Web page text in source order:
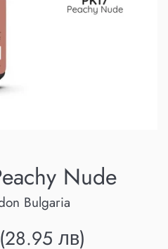
Nude
Bulgaria
лв)